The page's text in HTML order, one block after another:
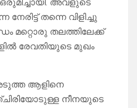
അവളുടെ
തന്നെ വിളിച്ചു
മറ്റൊരു തലത്തിലേക്ക്
രേവതിയുടെ മുഖം
ആളിനെ
നീനയുടെ